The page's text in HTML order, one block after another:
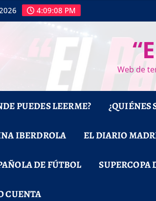
4:09:09 PM
Web de
PUEDES LEERME? ¿QUIÉNES
IBERDROLA EL DIARIO
DE FÚTBOL SUPERCOPA
CUENTA